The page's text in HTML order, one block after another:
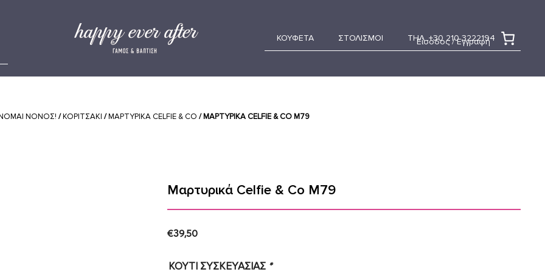
Είσοδος / Εγγραφή
ΚΟΥΦΕΤΑ ΣΤΟΛΙΣΜΟΙ ΤΗΛ. +30 210 3222194
ΝΟΝΟΣ! /ΚΟΡΙΤΣΑΚΙ /ΜΑΡΤΥΡΙΚΑ CELFIE & CO / ΜΑΡΤΥΡΙΚΆ CELFIE & CO M79
Μαρτυρικά Celfie & Co M79
€39,50
ΚΟΥΤΙ ΣΥΣΚΕΥΑΣΙΑΣ *